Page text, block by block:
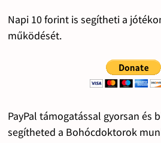
Napi 10 forint is segítheti a
működését.
PayPal támogatással gyorsan és
segítheted a Bohócdoktorok